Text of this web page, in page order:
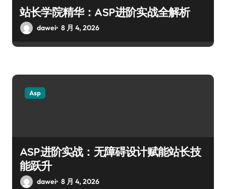
站长学院精华：ASP进阶实战全解析
dawei 8 月 4, 2026
Asp
ASP进阶实战：无障碍设计赋能站长技
能跃升
dawei 8 月 4, 2026